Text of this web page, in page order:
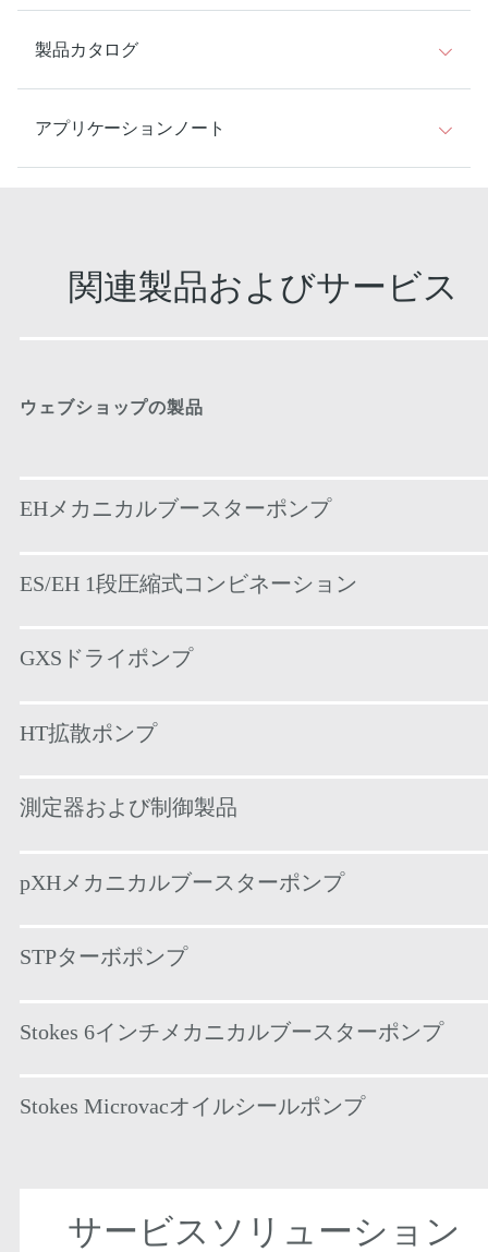
製品カタログ
アプリケーションノート
関連製品およびサービス
ウェブショップの製品
EHメカニカルブースターポンプ
ES/EH 1段圧縮式コンビネーション
GXSドライポンプ
HT拡散ポンプ
測定器および制御製品
pXHメカニカルブースターポンプ
STPターボポンプ
Stokes 6インチメカニカルブースターポンプ
Stokes Microvacオイルシールポンプ
サービスソリューション